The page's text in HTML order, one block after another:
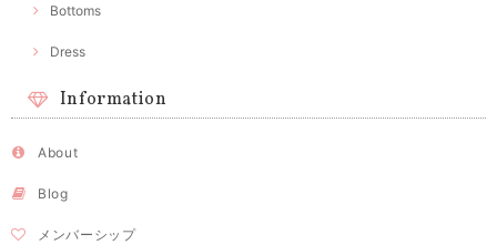
Bottoms
Dress
Information
About
Blog
メンバーシップ